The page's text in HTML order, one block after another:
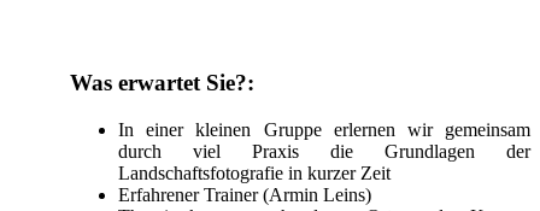
Was erwartet Sie?:
In einer kleinen Gruppe erlernen wir gemeinsam
durch viel Praxis die Grundlagen der
Landschaftsfotografie in kurzer Zeit
Erfahrener Trainer (Armin Leins)